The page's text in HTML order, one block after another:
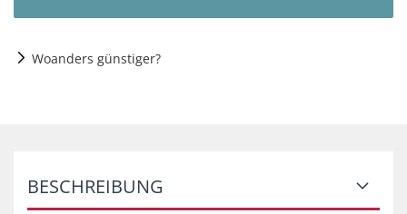
Woanders günstiger?
BESCHREIBUNG